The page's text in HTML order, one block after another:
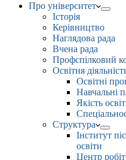
Про університет
Історія
Керівництво
Наглядова рада
Вчена рада
Профспілковий
Освітня
Освітні
Навчальні
Якість
Структура
Інститут
освіти
Центр